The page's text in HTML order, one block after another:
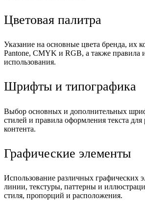
Цветовая палитра
Указание на основные цвета бренда, их
Pantone, CMYK и RGB, а также правила
использования.
Шрифты и типографика
Выбор основных и дополнительных
стилей и правила оформления текста
контента.
Графические элементы
Использование различных графических
линии, текстуры, паттерны и
стиля, пропорций и расположения.